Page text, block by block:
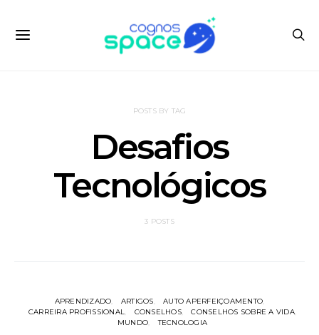
POSTS BY TAG
Desafios
Tecnológicos
3 POSTS
APRENDIZADO ARTIGOS
AUTO APERFEIÇOAMENTO
CARREIRA PROFISSIONAL
CONSELHOS
CONSELHOS SOBRE A VIDA
MUNDO
TECNOLOGIA